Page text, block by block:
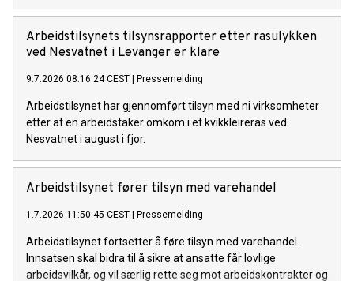
Arbeidstilsynets tilsynsrapporter etter rasulykken
ved Nesvatnet i Levanger er klare
9.7.2026 08:16:24 CEST | Pressemelding
Arbeidstilsynet har gjennomført tilsyn med ni virksomheter
etter at en arbeidstaker omkom i et kvikkleireras ved
Nesvatnet i august i fjor.
Arbeidstilsynet fører tilsyn med varehandel
1.7.2026 11:50:45 CEST | Pressemelding
Arbeidstilsynet fortsetter å føre tilsyn med varehandel.
Innsatsen skal bidra til å sikre at ansatte får lovlige
arbeidsvilkår, og vil særlig rette seg mot arbeidskontrakter og